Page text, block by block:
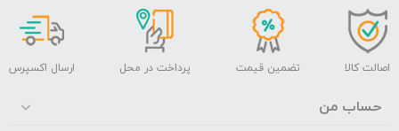
اصالت کالا تضمین قیمت پرداخت در محل ارسال اکسپرس
حساب من